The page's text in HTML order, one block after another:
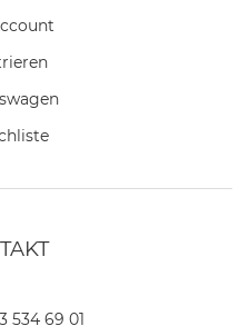
534 69 01